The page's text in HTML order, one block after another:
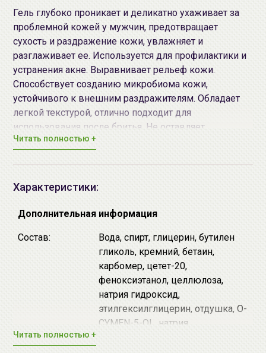
Гель глубоко проникает и деликатно ухаживает за
проблемной кожей у мужчин, предотвращает
сухость и раздражение кожи, увлажняет и
разглаживает ее. Используется для профилактики и
устранения акне. Выравнивает рельеф кожи.
Способствует созданию микробиома кожи,
устойчивого к внешним раздражителям. Обладает
легкой текстурой, отлично подходит для
использования после бритья. Не оставляет
ощущения липкости.
Основная направленность средства:
Антибактериальное действие.
Увлажнение.
Основные активные компоненты:
Изопропилметилфенол - антибактериальное
Натуральные экстракты растений - мягко
увлажняют и ухаживают за кожей.
Не содержит парабенов, масел, минеральных масел,
красителей, силикона.
Читать полностью +
Характеристики:
Дополнительная информация
Состав:
Вода, спирт, глицерин, бутилен
гликоль, кремний, бетаин,
карбомер, цетет-20,
феноксиэтанол, целлюлоза,
натрия гидроксид,
этилгексилглицерин, отдушка, O-
CYMEN-5-OL, натрия
Читать полностью +